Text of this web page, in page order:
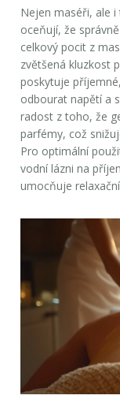
Nejen maséři, ale
oceňují, že
celkový pocit z
zvětšená kluzkost
poskytuje
odbourat napětí a
radost z toho, že
parfémy, což
Pro optimální
vodní lázni na
umocňuje